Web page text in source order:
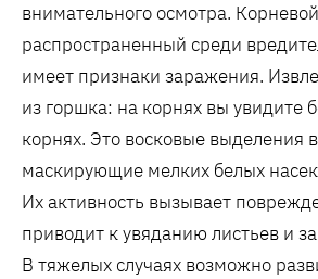
внимательного осмотра.
распространенный среди
имеет признаки заражения.
из горшка: на корнях вы увидите
корнях. Это восковые выделения
маскирующие мелких белых
Их активность вызывает
приводит к увяданию листьев и
В тяжелых случаях возможно